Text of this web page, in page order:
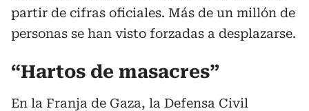
partir de cifras oficiales. Más de un millón de
personas se han visto forzadas a desplazarse.
“Hartos de masacres”
En la Franja de Gaza, la Defensa Civil